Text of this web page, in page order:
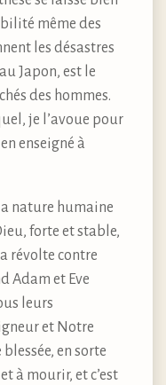
même des
les désastres
Japon, est le
des hommes.
je l’avoue pour
enseigné à
nature humaine
forte et stable,
révolte contre
Adam et Eve
leurs
et Notre
en sorte
à mourir, et c’est